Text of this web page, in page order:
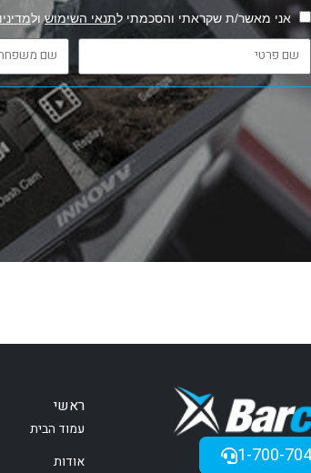
אני מאשר/ת שקראתי והסכמתי לתנאי השימושול
1-700-
ראשי
עמוד הבית
אודות